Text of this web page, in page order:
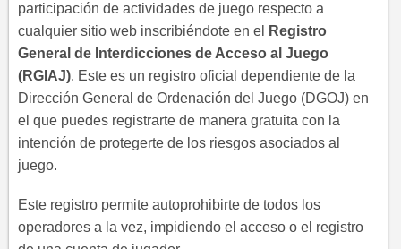
participación de actividades de juego respecto a
cualquier sitio web inscribiéndote en el
Registro
General de Interdicciones de Acceso al Juego
(RGIAJ). Este es un registro oficial dependiente de la
Dirección General de Ordenación del Juego (DGOJ) en
el que puedes registrarte de manera gratuita con la
intención de protegerte de los riesgos asociados al
juego.
Este registro permite autoprohibirte de todos los
operadores a la vez, impidiendo el acceso o el registro